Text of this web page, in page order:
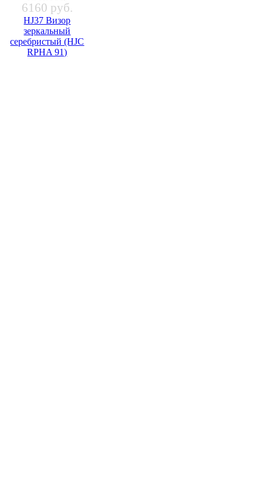
6160 руб.
HJ37 Визор
зеркальный
серебристый (HJC
RPHA 91)